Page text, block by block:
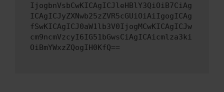
IjogbnVsbCwKICAgICJleHBlY3QiOiB7CiAg
ICAgICJyZXNwb25zZVR5cGUiOiAiIgogICAg
fSwKICAgICJ0aW1lb3V0IjogMCwKICAgICJw
cm9ncmVzcyI6IG51bGwsCiAgICAicmlza3ki
OiBmYWxzZQogIH0KfQ==